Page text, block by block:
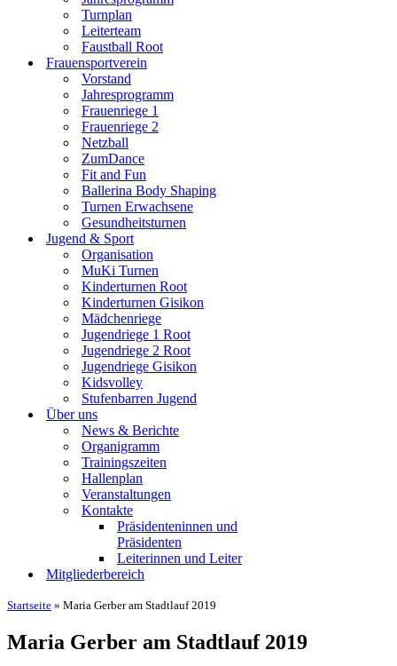
Turnplan
Leiterteam
Faustball Root
Frauensportverein
Vorstand
Jahresprogramm
Frauenriege 1
Frauenriege 2
Netzball
ZumDance
Fit and Fun
Ballerina Body Shaping
Turnen Erwachsene
Gesundheitsturnen
Jugend & Sport
Organisation
MuKi Turnen
Kinderturnen Root
Kinderturnen Gisikon
Mädchenriege
Jugendriege 1 Root
Jugendriege 2 Root
Jugendriege Gisikon
Kidsvolley
Stufenbarren Jugend
Über uns
News & Berichte
Organigramm
Trainingszeiten
Hallenplan
Veranstaltungen
Kontakte
Präsidenteninnen und
Präsidenten
Leiterinnen und Leiter
Mitgliederbereich
Startseite » Maria Gerber am Stadtlauf 2019
Maria Gerber am Stadtlauf 2019